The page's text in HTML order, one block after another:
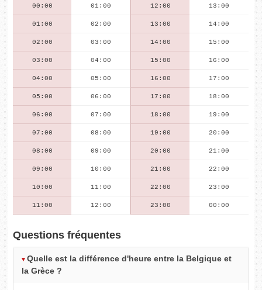
00:00 01:00 12:00 13:00
01:00 02:00 13:00 14:00
02:00 03:00 14:00 15:00
03:00 04:00 15:00 16:00
04:00 05:00 16:00 17:00
05:00 06:00 17:00 18:00
06:00 07:00 18:00 19:00
07:00 08:00 19:00 20:00
08:00 09:00 20:00 21:00
09:00 10:00 21:00 22:00
10:00 11:00 22:00 23:00
11:00 12:00 23:00 00:00
Questions fréquentes
Quelle est la différence d'heure entre la Belgique et
la Grèce ?